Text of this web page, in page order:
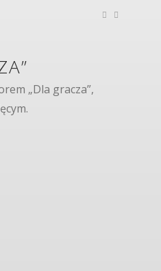
„Dla gracza”,